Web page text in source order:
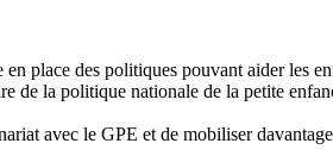
place des politiques pouvant aider les
de la politique nationale de la petite
avec le GPE et de mobiliser